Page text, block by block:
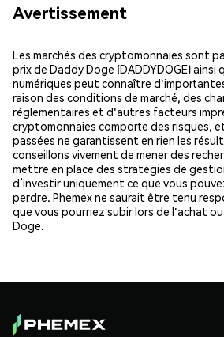
Avertissement
Les marchés des cryptomonnaies sont
prix de Daddy Doge (DADDYDOGE)
numériques peut connaître
raison des conditions de marché, des
réglementaires et d'autres facteurs
cryptomonnaies comporte des risques,
passées ne garantissent en rien les
conseillons vivement de mener des
mettre en place des stratégies de
d’investir uniquement ce que vous
perdre. Phemex ne saurait être tenu
que vous pourriez subir lors de l'achat
Doge.